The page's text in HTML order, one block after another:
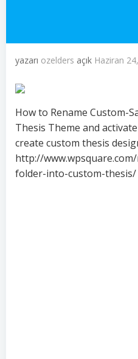
yazarı ozelders açık Haziran
How to Rename Custom-
Thesis Theme and
create custom thesis
http://
folder-into-custom-thesis/